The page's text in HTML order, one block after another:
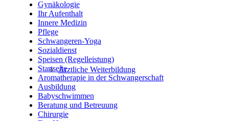
Ärztliche Weiterbildung
Gynäkologie
Ihr Aufenthalt
Innere Medizin
Pflege
Schwangeren-Yoga
Sozialdienst
Speisen (Regelleistung)
Startseite
Aromatherapie in der Schwangerschaft
Ausbildung
Babyschwimmen
Beratung und Betreuung
Chirurgie